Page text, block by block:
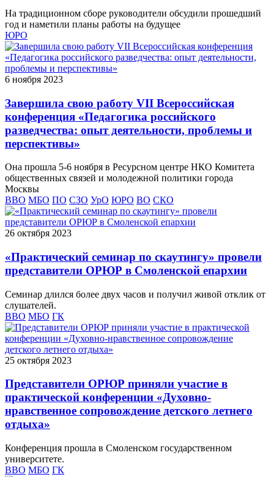
На традиционном сборе руководители обсудили прошедший
год и наметили планы работы на будущее
ЮРО
6 ноября 2023
Завершила свою работу VII Всероссийская
конференция «Педагогика российского
разведчества: опыт деятельности, проблемы и
перспективы»
Она прошла 5-6 ноября в Ресурсном центре НКО Комитета
общественных связей и молодежной политики города
Москвы
ВВО МБО ПО СЗО УрО ЮРО ВО СКО
26 октября 2023
«Практический семинар по скаутингу» провели
представители ОРЮР в Смоленской епархии
Семинар длился более двух часов и получил живой отклик от
слушателей.
ВВО МБО ГК
25 октября 2023
Представители ОРЮР приняли участие в
практической конференции «Духовно-
нравственное сопровождение детского летнего
отдыха»
Конференция прошла в Смоленском государственном
университете.
ВВО МБО ГК